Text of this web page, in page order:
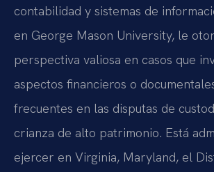
contabilidad y sistemas de
en George Mason University, le
perspectiva valiosa en casos que
aspectos financieros o
frecuentes en las disputas de
crianza de alto patrimonio. Está
ejercer en Virginia, Maryland, el